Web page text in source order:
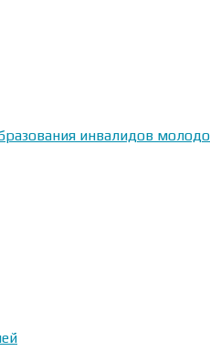
инвалидов